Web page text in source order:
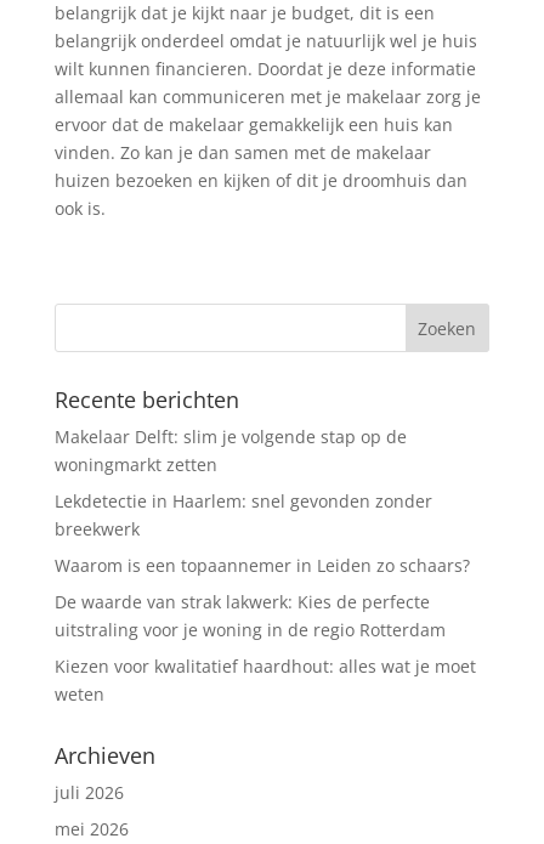
belangrijk dat je kijkt naar je budget, dit is een
belangrijk onderdeel omdat je natuurlijk wel je huis
wilt kunnen financieren. Doordat je deze informatie
allemaal kan communiceren met je makelaar zorg je
ervoor dat de makelaar gemakkelijk een huis kan
vinden. Zo kan je dan samen met de makelaar
huizen bezoeken en kijken of dit je droomhuis dan
ook is.
Recente berichten
Makelaar Delft: slim je volgende stap op de
woningmarkt zetten
Lekdetectie in Haarlem: snel gevonden zonder
breekwerk
Waarom is een topaannemer in Leiden zo schaars?
De waarde van strak lakwerk: Kies de perfecte
uitstraling voor je woning in de regio Rotterdam
Kiezen voor kwalitatief haardhout: alles wat je moet
weten
Archieven
juli 2026
mei 2026